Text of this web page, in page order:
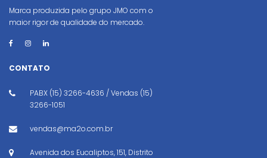
Marca produzida pelo grupo JMO com o
maior rigor de qualidade do mercado.
CONTATO
PABX (15) 3266-4636 / Vendas (15)
3266-1051
vendas@ma2o.com.br
Avenida dos Eucaliptos, 151, Distrito